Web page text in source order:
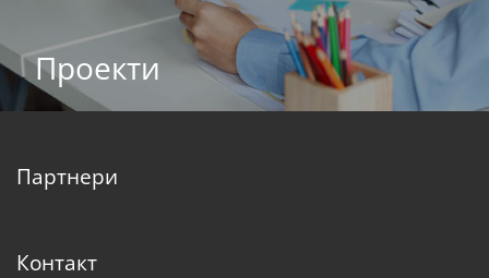
Проекти
Партнери
Контакт